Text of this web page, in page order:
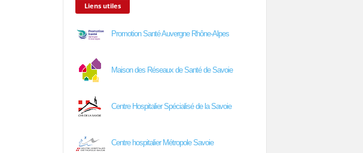
Liens utiles
Promotion Santé Auvergne Rhône-Alpes
Maison des Réseaux de Santé de Savoie
Centre Hospitalier Spécialisé de la Savoie
Centre hospitalier Métropole Savoie